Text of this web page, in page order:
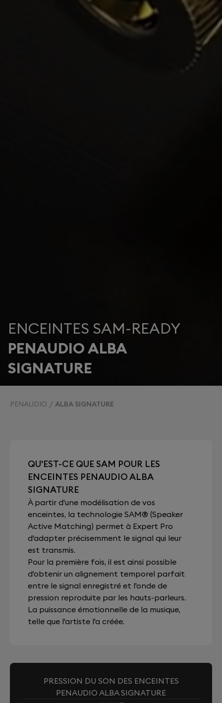
ENCEINTES SAM-READY
PENAUDIO ALBA
SIGNATURE
PENAUDIO ALBA SIGNATURE
QU'EST-CE QUE SAM POUR LES
ENCEINTES PENAUDIO ALBA
SIGNATURE
À partir d'une modélisation de vos
enceintes, la technologie SAM® (Speaker
Active Matching) permet à Expert Pro
d'adapter précisemment le signal qui leur
est transmis.
Pour la première fois, il est ainsi possible
d'obtenir un alignement temporel parfait
entre le signal enregistré et l'onde de
pression reproduite par les hauts-parleurs.
La puissance émotionnelle de la musique,
telle que l'artiste l'a créée.
PRESSION DU SON DES ENCEINTES
PENAUDIO ALBA SIGNATURE